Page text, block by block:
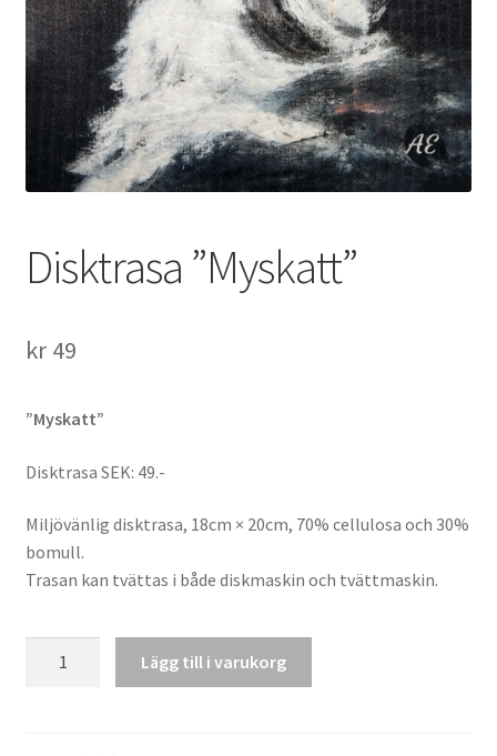
Disktrasa ”Myskatt”
kr49
”Myskatt”
Disktrasa SEK: 49.-
Miljövänlig disktrasa, 18cm × 20cm, 70% cellulosa och 30%
bomull.
Trasan kan tvättas i både diskmaskin och tvättmaskin.
Lägg till i varukorg